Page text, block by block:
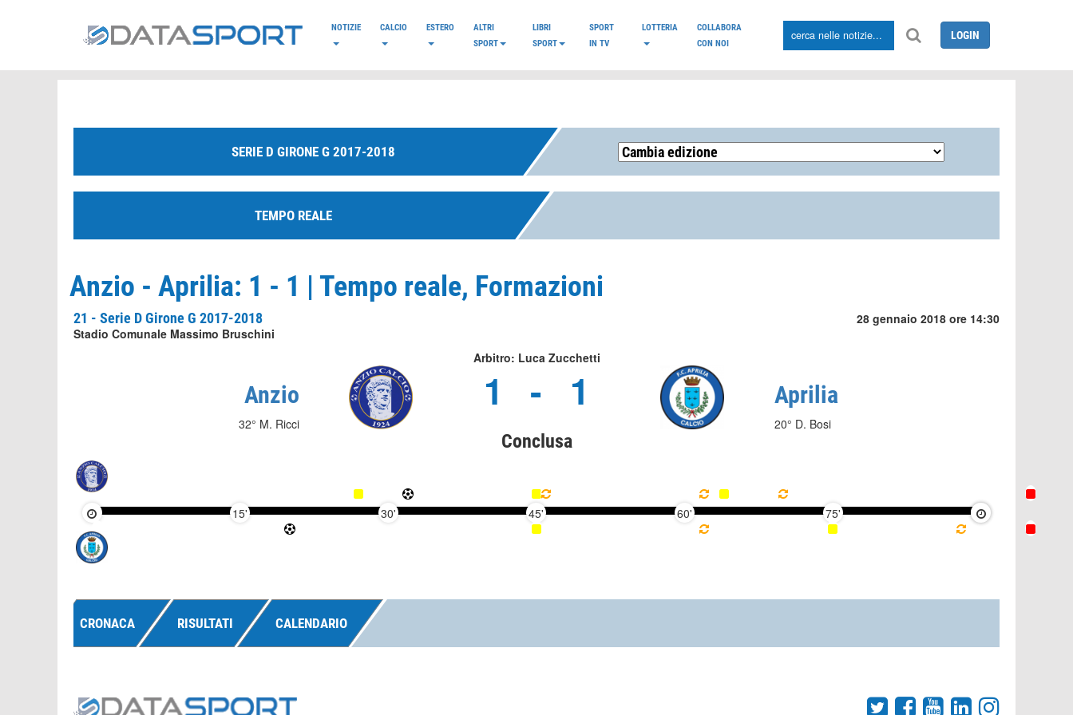
NOTIZIE CALCIO ESTERO
ALTRI
SPORT
LIBRI
SPORT
SPORT
IN TV
LOTTERIA
COLLABORA
CON NOI
LOGIN
SERIE D GIRONE G 2017-2018
TEMPO REALE
Anzio - Aprilia: 1 - 1 | Tempo reale, Formazioni
21 - Serie D Girone G 2017-2018
Stadio Comunale Massimo Bruschini
28 gennaio 2018 ore 14:30
Arbitro: Luca Zucchetti
Anzio
32° M. Ricci
1 - 1
Conclusa
Aprilia
20° D. Bosi
15' 30' 45' 60' 75' 90'
CRONACA RISULTATI CALENDARIO